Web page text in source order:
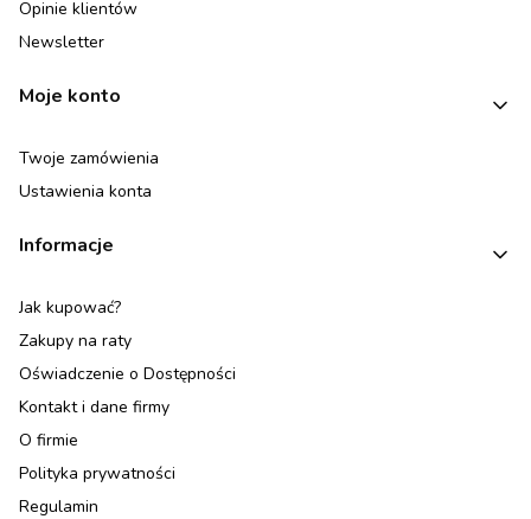
Opinie klientów
Newsletter
Moje konto
Twoje zamówienia
Ustawienia konta
Informacje
Jak kupować?
Zakupy na raty
Oświadczenie o Dostępności
Kontakt i dane firmy
O firmie
Polityka prywatności
Regulamin